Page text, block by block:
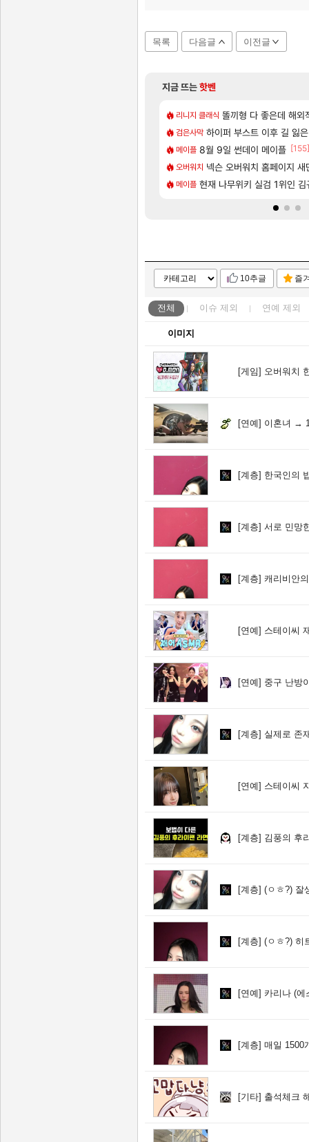
목록 다음글 이전글
지금 뜨는핫벤
리니지 클래식 똘끼형 다 좋은데 해외작업장 도
검은사막 하이퍼 부스트 이후 길 잃
메이플 8월 9일 썬데이 메이플 [155]
오버워치 넥슨 오버워치 홈페이지 새
메이플 현재 나무위키 실검 1위인 김
아스오라 아스오라 성우 정보 및 출연
명조 명조 공식 이모티콘 이벤트 진행해봤습
아스오라 아키츠 아키나 성우 정보
비스트 모든 성소 위치 공략 (40개)
리밋제로 프롤로그 테스트를 마치고
10추글 즐
전체 이슈 제외 연예 제외
이미지
[게임] 오버워치 한
[연예] 이혼녀 → 1
[계층] 한국인의
[계층] 서로 민망
[계층] 캐리비안의
[연예] 스테이씨
[연예] 중구 난방
[계층] 실제로 존
[연예] 스테이씨
[계층] 김풍의 후
[계층] (ㅇㅎ?) 잘
[계층] (ㅇㅎ?) 히
[연예] 카리나 (에
[계층] 매일 1500
[기타] 출석체크